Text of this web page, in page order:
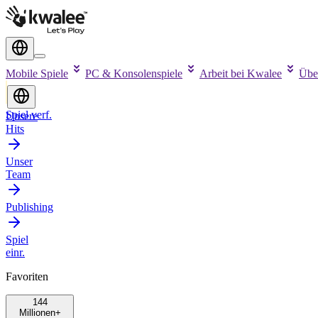
Mobile Spiele PC & Konsolenspiele Arbeit bei Kwalee
Spiel verf.
Unsere
Hits
Unser
Team
Publishing
Spiel
einr.
Favoriten
144
Millionen+